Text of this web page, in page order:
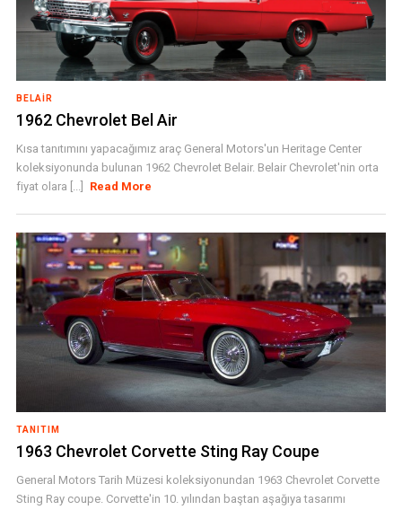
BELAIR
1962 Chevrolet Bel Air
Kısa tanıtımını yapacağımız araç General Motors'un Heritage Center
koleksiyonunda bulunan 1962 Chevrolet Belair. Belair Chevrolet'nin orta
fiyat olara [...]
Read More
TANITIM
1963 Chevrolet Corvette Sting Ray Coupe
General Motors Tarih Müzesi koleksiyonundan 1963 Chevrolet Corvette
Sting Ray coupe. Corvette'in 10. yılından baştan aşağıya tasarımı